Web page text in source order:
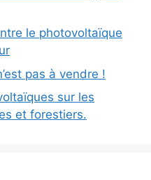
le photovoltaïque
pas à vendre !
sur les
et forestiers.